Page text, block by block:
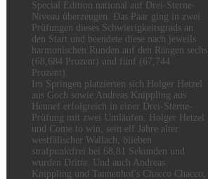
Special Edition national auf Drei-Sterne-
Niveau überzeugen. Das Paar ging in zwei
Prüfungen dieses Schwierigkeitsgrads an
den Start und beendete diese nach jeweils
harmonischen Runden auf den Rängen sechs
(68,684 Prozent) und fünf (67,744
Prozent).
Im Springen platzierten sich Holger Hetzel
aus Goch sowie Andreas Knippling aus
Hennef erfolgreich in einer Drei-Sterne-
Prüfung mit zwei Umläufen. Holger Hetzel
und Come to win, sein elf Jahre alter
westfälischer Wallach, blieben
strafpunktfrei bei 68,81 Sekunden und
wurden Dritte. Und auch Andreas
Knippling und Tannenhof's Chacco Chacco,